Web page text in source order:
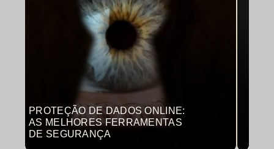
PROTEÇÃO DE DADOS ONLINE:
AS MELHORES FERRAMENTAS
DE SEGURANÇA